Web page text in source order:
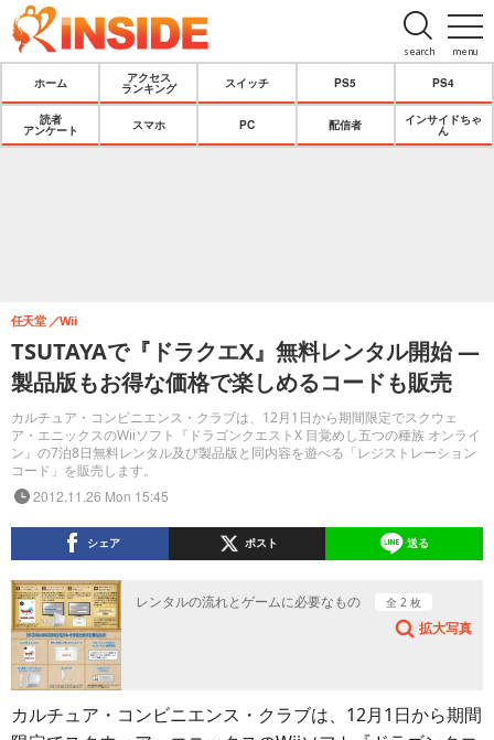
menu
search
ホーム
アクセス
ランキング
スイッチ PS5 PS4
読者
アンケート
スマホ PC 配信者
インサイドちゃ
ん
TSUTAYAで『ドラクエX』無料レンタル開始 ―
製品版もお得な価格で楽しめるコードも販売
カルチュア・コンビニエンス・クラブは、12月1日から期間限定でスクウェ
ア・エニックスのWiiソフト『ドラゴンクエストX 目覚めし五つの種族 オンライ
ン』の7泊8日無料レンタル及び製品版と同内容を遊べる「レジストレーション
コード」を販売します。
任天堂 Wii
2012.11.26 Mon 15:45
シェア ポスト 送る
レンタルの流れとゲームに必要なもの 全 2 枚
拡大写真
カルチュア・コンビニエンス・クラブは、12月1日から期間